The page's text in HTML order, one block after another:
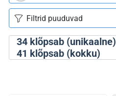
34klõpsab (unikaalne)
41 klõpsab (kokku)